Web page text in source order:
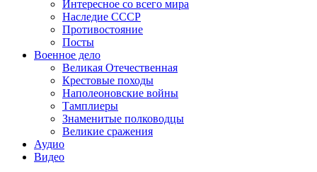
Интересное со всего мира
Наследие СССР
Противостояние
Посты
Военное дело
Великая Отечественная
Крестовые походы
Наполеоновские войны
Тамплиеры
Знаменитые полководцы
Великие сражения
Аудио
Видео